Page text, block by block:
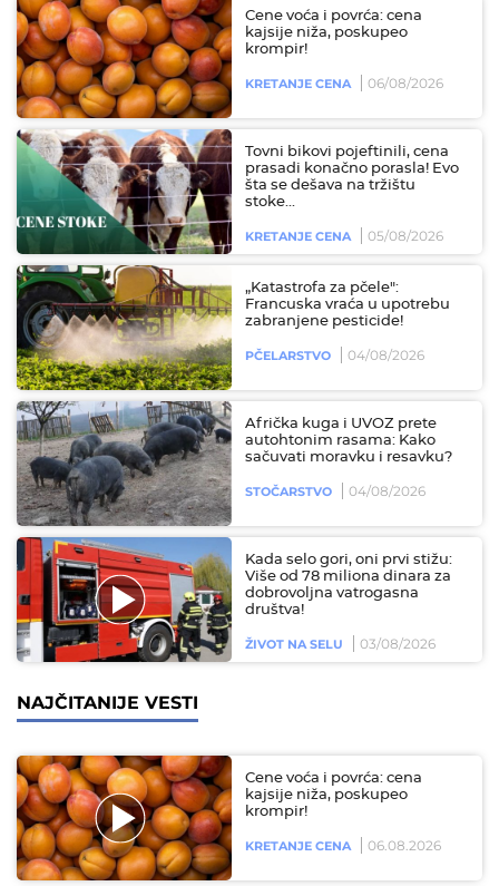
Cene voća i povrća: cena
kajsije niža, poskupeo
krompir!
KRETANJE CENA 06/08/2026
Tovni bikovi pojeftinili, cena
prasadi konačno porasla! Evo
šta se dešava na tržištu
stoke...
KRETANJE CENA 05/08/2026
„Katastrofa za pčele":
Francuska vraća u upotrebu
zabranjene pesticide!
PČELARSTVO 04/08/2026
Afrička kuga i UVOZ prete
autohtonim rasama: Kako
sačuvati moravku i resavku?
STOČARSTVO 04/08/2026
Kada selo gori, oni prvi stižu:
Više od 78 miliona dinara za
dobrovoljna vatrogasna
društva!
ŽIVOT NA SELU 03/08/2026
NAJČITANIJE VESTI
Cene voća i povrća: cena
kajsije niža, poskupeo
krompir!
KRETANJE CENA 06.08.2026